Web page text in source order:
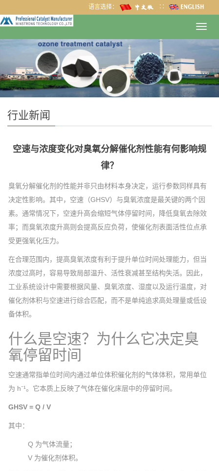
语言选择： ∷
行业新闻
空速与浓度变化对臭氧分解催化剂性能有何影响规
律？
臭氧分解催化剂的性能并非只由材料本身决定，运行参数同样具有
决定性影响。其中，空速（GHSV）与臭氧浓度是最关键的两个因
素。通常情况下，空速升高会缩短气体停留时间，降低臭氧去除效
率；而臭氧浓度升高则会提高反应负荷，使催化剂表面活性位点承
受更强氧化压力。
在合理范围内，提高臭氧浓度有利于提升单位时间处理能力，但当
浓度过高时，容易导致局部温升、活性衰减甚至结构失活。因此，
工业系统设计中需要根据风量、臭氧浓度、湿度以及运行温度，对
催化剂体积与空速进行综合匹配，而不是单纯追求高处理量或低设
备体积。
什么是空速？为什么它决定臭
氧停留时间
空速通常指单位时间内通过单位体积催化剂的气体体积，常用单位
为 h⁻¹。它本质上反映了气体在催化床层中的停留时间。
GHSV = Q / V
其中：
Q 为气体流量；
V 为催化剂体积。